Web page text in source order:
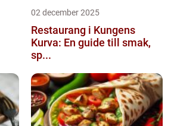
02 december 2025
Restaurang i Kungens
Kurva: En guide till smak,
sp...